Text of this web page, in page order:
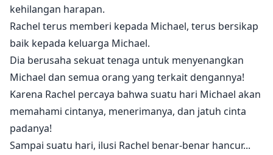
kehilangan harapan.
Rachel terus memberi kepada Michael, terus bersikap
baik kepada keluarga Michael.
Dia berusaha sekuat tenaga untuk menyenangkan
Michael dan semua orang yang terkait dengannya!
Karena Rachel percaya bahwa suatu hari Michael akan
memahami cintanya, menerimanya, dan jatuh cinta
padanya!
Sampai suatu hari, ilusi Rachel benar-benar hancur...